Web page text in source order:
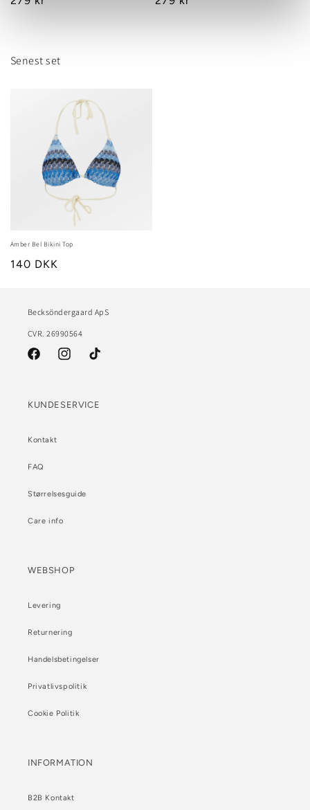
Senest set
Amber Bel Bikini Top
140 DKK
Becksöndergaard ApS
CVR. 26990564
FacebookInstagramTikTok
KUNDESERVICE
Kontakt
FAQ
Størrelsesguide
Care info
WEBSHOP
Levering
Returnering
Handelsbetingelser
Privatlivspolitik
Cookie Politik
INFORMATION
B2B Kontakt